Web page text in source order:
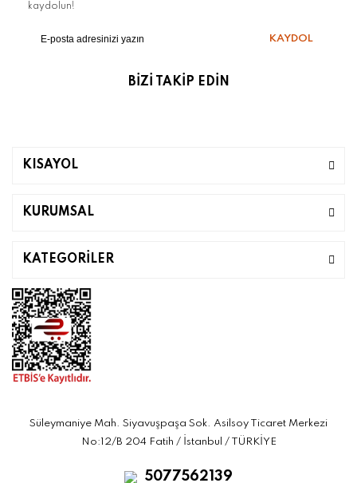
kaydolun!
KAYDOL
BİZİ TAKİP EDİN
KISAYOL
KURUMSAL
KATEGORİLER
Süleymaniye Mah. Siyavuşpaşa Sok. Asilsoy Ticaret Merkezi
No:12/B 204 Fatih / İstanbul / TÜRKİYE
5077562139